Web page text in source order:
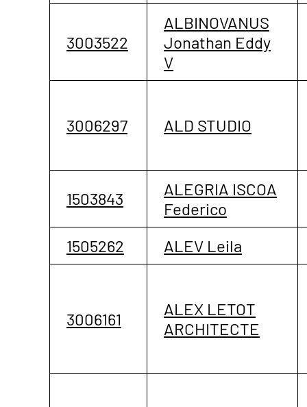
3003522
ALBINOVANUS
Jonathan Eddy
V
3006297 ALD STUDIO
1503843
ALEGRIA ISCOA
Federico
1505262
ALEV Leila
3006161
ALEX LETOT
ARCHITECTE